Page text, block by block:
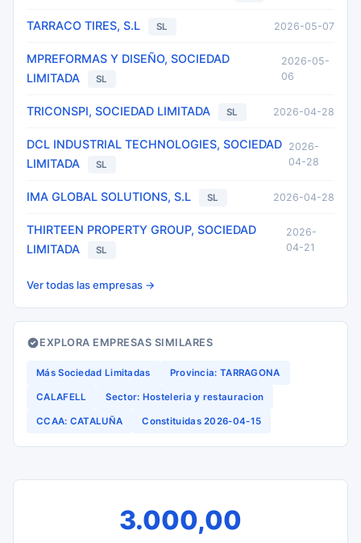
TARRACO TIRES, S.L SL 2026-05-07
MPREFORMAS Y DISEÑO, SOCIEDAD
LIMITADA
SL
2026-05-
06
TRICONSPI, SOCIEDAD LIMITADA SL 2026-04-28
DCL INDUSTRIAL TECHNOLOGIES, SOCIEDAD
LIMITADA
SL
2026-
04-28
IMA GLOBAL SOLUTIONS, S.L SL 2026-04-28
THIRTEEN PROPERTY GROUP, SOCIEDAD
LIMITADA
SL
2026-
04-21
Ver todas las empresas →
EXPLORA EMPRESAS SIMILARES
Más Sociedad Limitadas Provincia: TARRAGONA
CALAFELL Sector: Hosteleria y restauracion
CCAA: CATALUÑA Constituidas 2026-04-15
3.000,00